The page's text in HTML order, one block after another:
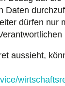
Daten
dürfen nur
aussieht,